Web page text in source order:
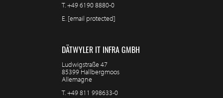
T.+49 6190 8880-0
E. [email protected]
DÄTWYLER IT INFRA GMBH
Ludwigstraße 47
85399 Hallbergmoos
Allemagne
T.+49 811 998633-0